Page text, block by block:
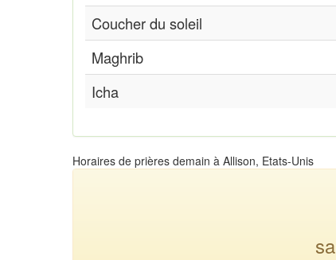
Coucher du soleil
Maghrib
Icha
Horaires de prières demain à Allison, Etats-Unis